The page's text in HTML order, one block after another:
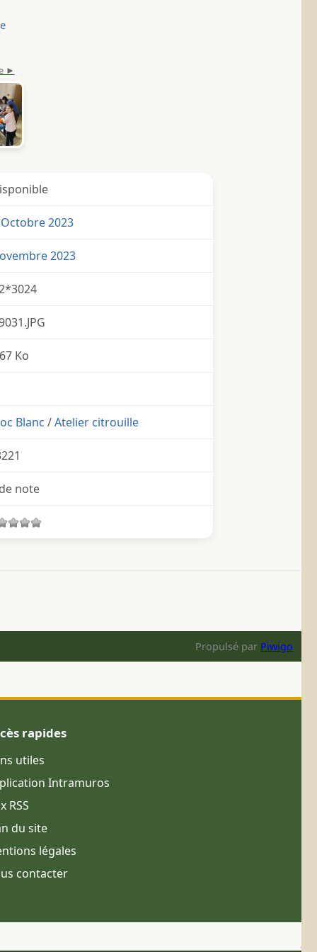
2023
2023
Ko
Blanc /Atelier citrouille
note
Propulsé par Piwigo
rapides
utiles
Intramuros
RSS
du site
légales
contacter